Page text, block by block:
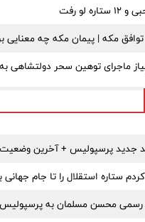
لو رفت
مکه | پیمان مکه چه معنایی
ماجرای توهین سحر دولتشاهی
جدید پرسپولیس + آخرین وضعیت
ستاره استقلال را تا جام جهانی
رسمی محسن مسلمان به پرسپولیس